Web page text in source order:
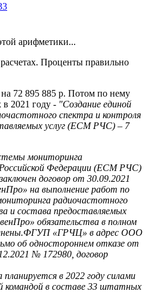
арифметики...
Проценты правильно
72 895 885 р. Потом по нему
в 2021 году - "Создание единой
спектра и контроля
услуг (ЕСМ РЧС) – 7
мониторинга
Федерации (ЕСМ РЧС)
договор от 30.09.2021
на выполнение работ по
радиочастотного
и состава предоставляемых
обязательства в полном
«ГРЧЦ» в адрес ООО
об одностороннем отказе от
№ 172980, договор
планируется в 2022 году силами
в составе 33 штатных